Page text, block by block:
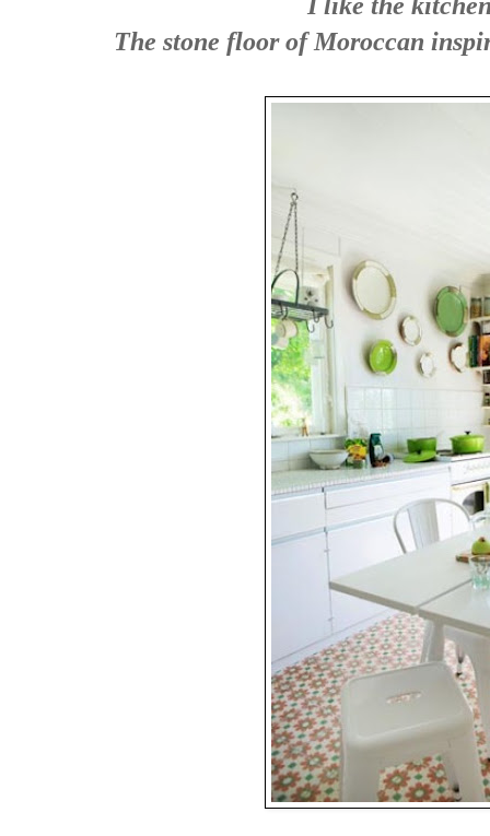
The stone floor of Moroccan